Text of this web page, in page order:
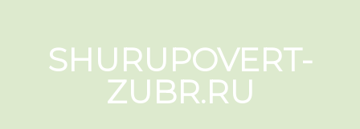
contentSHURUPOVERT-
ZUBR.RU